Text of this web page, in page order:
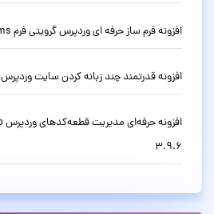
افزونه فرم ساز حرفه ای وردپرس گرویتی فرم Gravity Forms نسخه 3.0.0
افزونه قدرتمند چند زبانه کردن سایت وردپرس WPML نسخه 4.9.6
3.9.6